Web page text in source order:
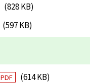
(828 KB)
(597 KB)
PDF
(614 KB)